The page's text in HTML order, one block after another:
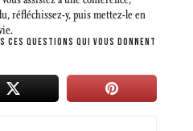
réfléchissez-y, puis mettez-le en
CES QUESTIONS QUI VOUS DONNENT